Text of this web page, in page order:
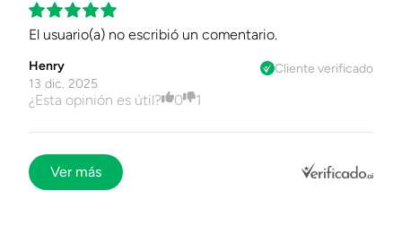
El usuario(a) no escribió un comentario.
¿Esta opinión es útil? 0 1
Henry
Cliente verificado
13 dic. 2025
Ver más